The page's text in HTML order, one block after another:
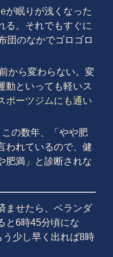
が眠りが浅くなった
る。それでもすぐに
団のなかでゴロゴロ
から変わらない。変
動といっても軽いス
ポーツジムにも通い
の数年、「やや肥
われているので、健
肥満」と診断されな
ませたら、ベランダ
と6時45分頃にな
少し早く出れば8時